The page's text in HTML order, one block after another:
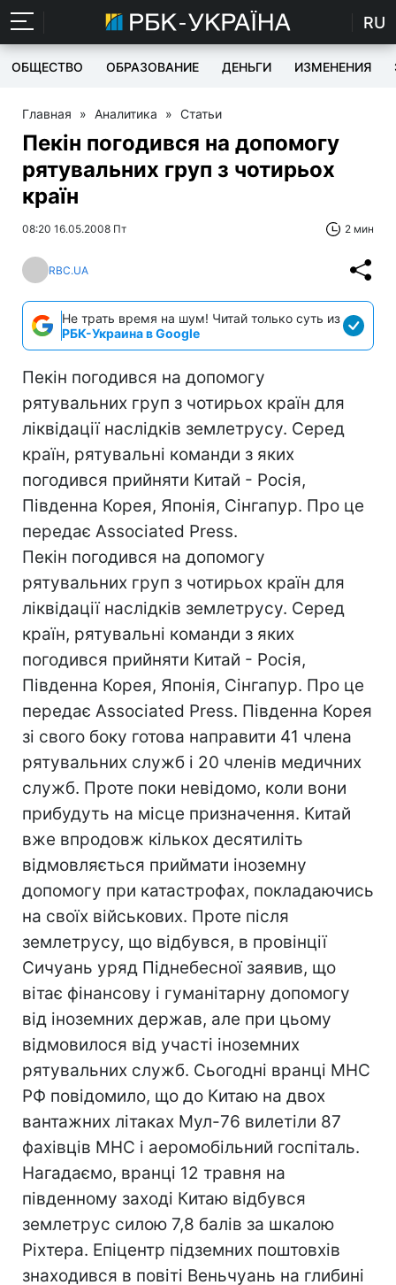
RU
ОБЩЕСТВО ОБРАЗОВАНИЕ ДЕНЬГИ ИЗМЕНЕНИЯ
Главная » Аналитика » Статьи
Пекін погодився на допомогу
рятувальних груп з чотирьох
країн
08:20 16.05.2008 Пт 2 мин
RBC.UA
Не трать время на шум! Читай только суть из
РБК-Украина в Google
Пекін погодився на допомогу
рятувальних груп з чотирьох країн для
ліквідації наслідків землетрусу. Серед
країн, рятувальні команди з яких
погодився прийняти Китай - Росія,
Південна Корея, Японія, Сінгапур. Про це
передає Associated Press.
Пекін погодився на допомогу
рятувальних груп з чотирьох країн для
ліквідації наслідків землетрусу. Серед
країн, рятувальні команди з яких
погодився прийняти Китай - Росія,
Південна Корея, Японія, Сінгапур. Про це
передає Associated Press. Південна Корея
зі свого боку готова направити 41 члена
рятувальних служб і 20 членів медичних
служб. Проте поки невідомо, коли вони
прибудуть на місце призначення. Китай
вже впродовж кількох десятиліть
відмовляється приймати іноземну
допомогу при катастрофах, покладаючись
на своїх військових. Проте після
землетрусу, що відбувся, в провінції
Сичуань уряд Піднебесної заявив, що
вітає фінансову і гуманітарну допомогу
від іноземних держав, але при цьому
відмовилося від участі іноземних
рятувальних служб. Сьогодні вранці МНС
РФ повідомило, що до Китаю на двох
вантажних літаках Мул-76 вилетіли 87
фахівців МНС і аеромобільний госпіталь.
Нагадаємо, вранці 12 травня на
південному заході Китаю відбувся
землетрус силою 7,8 балів за шкалою
Ріхтера. Епіцентр підземних поштовхів
знаходився в повіті Веньчуань на глибині